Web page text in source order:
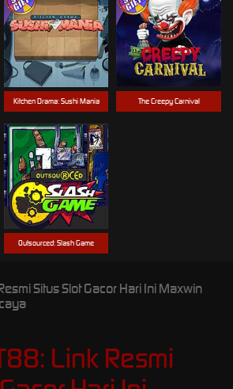
Outsourced: Slash Game
The Creepy Carnival
Kitchen Drama: Sushi Mania
Situs Slot Gacor Hari Ini Maxwin
Link Resmi